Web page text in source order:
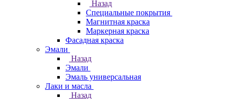
Назад
Специальные покрытия
Магнитная краска
Маркерная краска
Фасадная краска
Эмали
Назад
Эмали
Эмаль универсальная
Лаки и масла
Назад